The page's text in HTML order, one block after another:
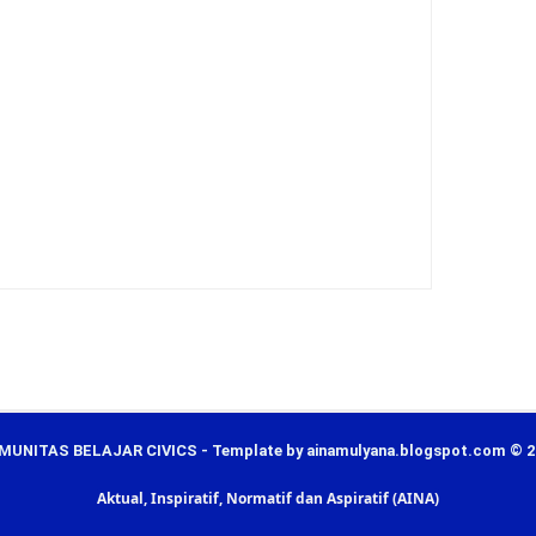
BELAJAR CIVICS - Template by ainamulyana.blogspot.com ©
Aktual, Inspiratif, Normatif dan Aspiratif (AINA)